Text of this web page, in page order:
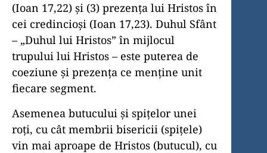
(Ioan 17,22) şi (3) prezenţa lui Hristos în
cei credincioşi (Ioan 17,23). Duhul Sfânt
– „Duhul lui Hristos” în mijlocul
trupului lui Hristos – este puterea de
coeziune şi prezenţa ce menţine unit
fiecare segment.
Asemenea butucului şi spiţelor unei
roţi, cu cât membrii bisericii (spiţele)
vin mai aproape de Hristos (butucul), cu